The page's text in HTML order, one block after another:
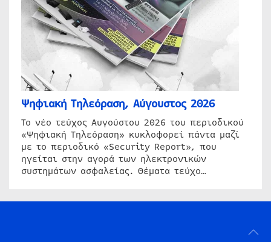
Ψηφιακή Τηλεόραση, Αύγουστος 2026
Το νέο τεύχος Αυγούστου 2026 του περιοδικού
«Ψηφιακή Τηλεόραση» κυκλοφορεί πάντα μαζί
με το περιοδικό «Security Report», που
ηγείται στην αγορά των ηλεκτρονικών
συστημάτων ασφαλείας. Θέματα τεύχο…